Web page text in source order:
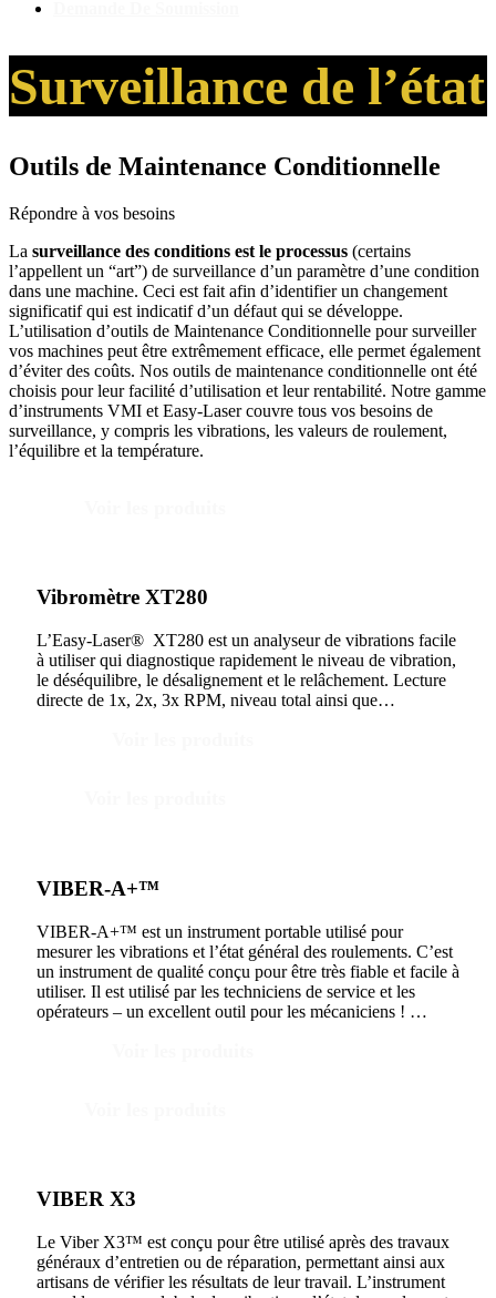
Surveillance de l’état
Outils de Maintenance Conditionnelle
Répondre à vos besoins
La surveillance des conditions est le processus (certains
l’appellent un “art”) de surveillance d’un paramètre d’une condition
dans une machine. Ceci est fait afin d’identifier un changement
significatif qui est indicatif d’un défaut qui se développe.
L’utilisation d’outils de Maintenance Conditionnelle pour surveiller
vos machines peut être extrêmement efficace, elle permet également
d’éviter des coûts. Nos outils de maintenance conditionnelle ont été
choisis pour leur facilité d’utilisation et leur rentabilité. Notre gamme
d’instruments VMI et Easy-Laser couvre tous vos besoins de
surveillance, y compris les vibrations, les valeurs de roulement,
l’équilibre et la température.
Vibromètre XT280
L’Easy-Laser® XT280 est un analyseur de vibrations facile
à utiliser qui diagnostique rapidement le niveau de vibration,
le déséquilibre, le désalignement et le relâchement. Lecture
directe de 1x, 2x, 3x RPM, niveau total ainsi que…
VIBER-A+™
VIBER-A+™ est un instrument portable utilisé pour
mesurer les vibrations et l’état général des roulements. C’est
un instrument de qualité conçu pour être très fiable et facile à
utiliser. Il est utilisé par les techniciens de service et les
opérateurs – un excellent outil pour les mécaniciens ! …
VIBER X3
Le Viber X3™ est conçu pour être utilisé après des travaux
généraux d’entretien ou de réparation, permettant ainsi aux
artisans de vérifier les résultats de leur travail. L’instrument